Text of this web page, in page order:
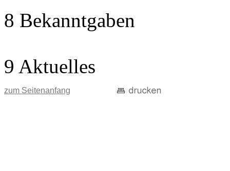
8 Bekanntgaben
9 Aktuelles
zum Seitenanfang